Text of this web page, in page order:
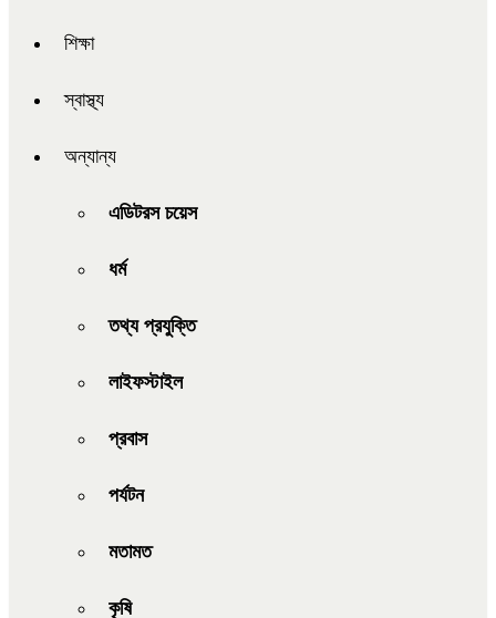
শিক্ষা
স্বাস্থ্য
অন্যান্য
এডিটরস চয়েস
ধর্ম
তথ্য প্রযুক্তি
লাইফস্টাইল
প্রবাস
পর্যটন
মতামত
কৃষি